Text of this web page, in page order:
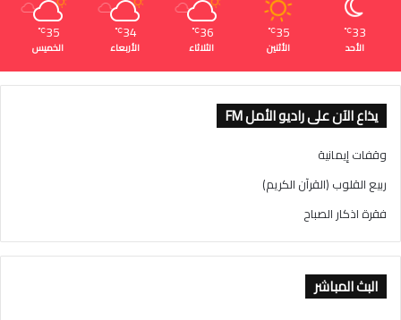
33
℃
الأحد
35
℃
الأثنين
36
℃
الثلاثاء
34
℃
الأربعاء
35
℃
الخميس
يذاع الآن على راديو الأمل FM
وقفات إيمانية
ربيع القلوب (القرآن الكريم)
فقرة اذكار الصباح
البث المباشر